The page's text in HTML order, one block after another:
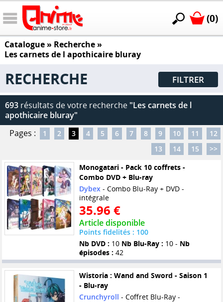
(0)
Catalogue» Recherche »
Les carnets de l apothicaire bluray
RECHERCHE FILTRER
693 résultats de votre recherche "Les carnets de l
apothicaire bluray"
Pages :
1 2 3 4 5 6 7 8 9 10 11
12
13
14 15
>>
Monogatari - Pack 10 coffrets -
Combo DVD + Blu-ray
Dybex- Combo Blu-Ray + DVD -
intégrale
35.96 €
Article disponible
Points fidelités : 100
Nb DVD : 10 Nb Blu-Ray : 10 - Nb
épisodes : 42
Wistoria : Wand and Sword - Saison 1
- Blu-ray
Crunchyroll - Coffret Blu-Ray -